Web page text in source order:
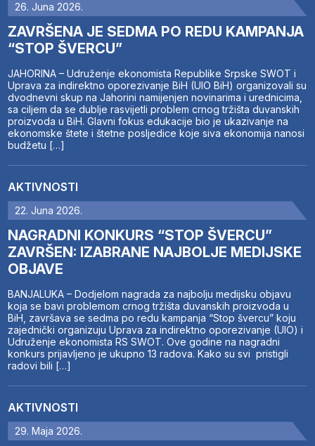
26. Juna 2026.
ZAVRŠENA JE SEDMA PO REDU KAMPANJA
“STOP ŠVERCU”
JAHORINA – Udruženje ekonomista Republike Srpske SWOT i
Uprava za indirektno oporezivanje BiH (UIO BiH) organizovali su
dvodnevni skup na Jahorini namijenjen novinarima i urednicima,
sa ciljem da se dublje rasvijetli problem crnog tržišta duvanskih
proizvoda u BiH. Glavni fokus edukacije bio je ukazivanje na
ekonomske štete i štetne posljedice koje siva ekonomija nanosi
budžetu […]
AKTIVNOSTI
22. Juna 2026.
NAGRADNI KONKURS “STOP ŠVERCU”
ZAVRŠEN: IZABRANE NAJBOLJE MEDIJSKE
OBJAVE
BANJALUKA – Dodjelom nagrada za najbolju medijsku objavu
koja se bavi problemom crnog tržišta duvanskih proizvoda u
BiH, završava se sedma po redu kampanja “Stop švercu” koju
zajednički organizuju Uprava za indirektno oporezivanje (UIO) i
Udruženje ekonomista RS SWOT. Ove godine na nagradni
konkurs prijavljeno je ukupno 13 radova. Kako su svi pristigli
radovi bili […]
AKTIVNOSTI
29. Maja 2026.